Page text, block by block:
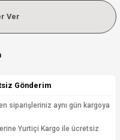
Ver
Gönderim
siparişleriniz aynı gün kargoya
Yurtiçi Kargo ile ücretsiz